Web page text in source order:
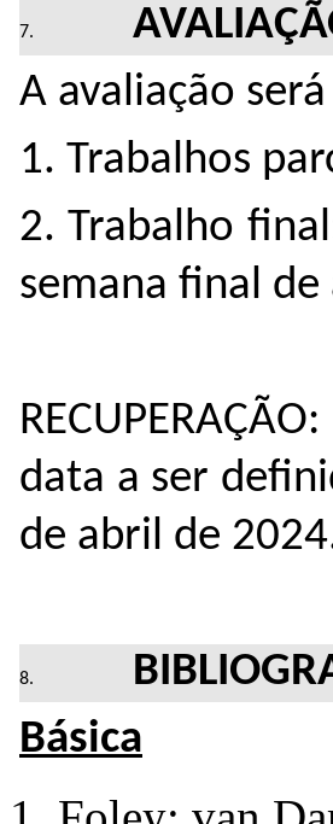
A avaliação
1. Trabalhos
2. Trabalho
semana final de
data a ser
de abril de
Básica